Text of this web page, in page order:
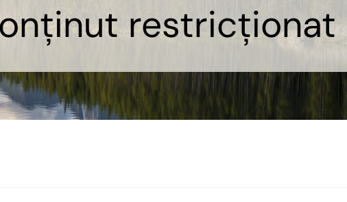
restricționat